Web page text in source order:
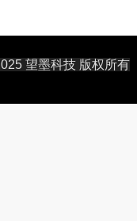
望墨科技 版权所有